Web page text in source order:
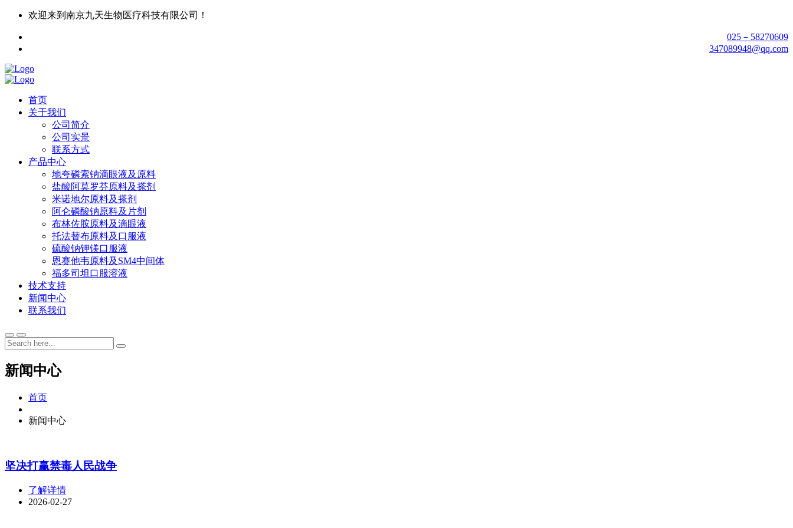
欢迎来到南京九天生物医疗科技有限公司！
025－58270609
347089948@qq.com
首页
关于我们
公司简介
公司实景
联系方式
产品中心
地夸磷索钠滴眼液及原料
盐酸阿莫罗芬原料及搽剂
米诺地尔原料及搽剂
阿仑磷酸钠原料及片剂
布林佐胺原料及滴眼液
托法替布原料及口服液
硫酸钠钾镁口服液
恩赛他韦原料及SM4中间体
福多司坦口服溶液
技术支持
新闻中心
联系我们
新闻中心
首页
新闻中心
坚决打赢禁毒人民战争
了解详情
2026-02-27